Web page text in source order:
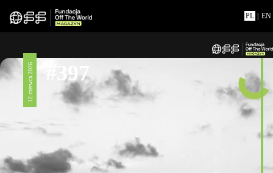
PL EN
12 czerwca 2026 #397